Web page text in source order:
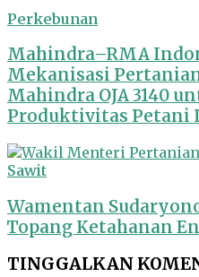
Perkebunan
Mahindra–RMA
Mekanisasi
Mahindra OJA 3140
Produktivitas Petani
Sawit
Wamentan
Topang Ketahanan
TINGGALKAN